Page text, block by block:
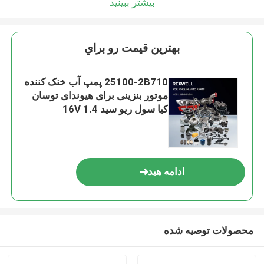
بهترين قيمت رو براي
25100-2B710 پمپ آب خنک کننده
موتور بنزینی برای هیوندای توسان
کیا سول ریو سید 1.4 16V
ادامه هید
محصولات توصیه شده